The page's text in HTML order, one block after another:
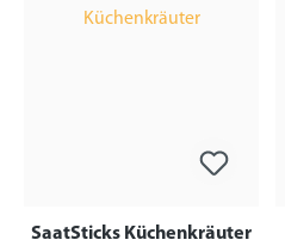
SaatSticks Küchenkräuter